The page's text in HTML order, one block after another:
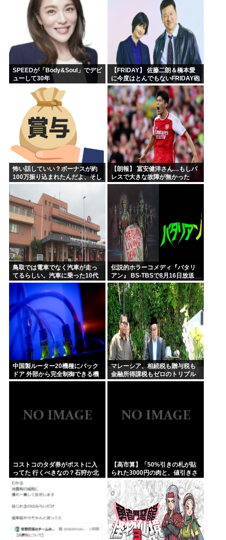
SPEEDが「Body&Soul」でデビ
ューして30年
【FRIDAY】 佐藤二朗＆橋本愛
に今度はとんでもないFRIDAY砲
が炸裂してしまう！
怖い話していい？ボーナスが約
100万振り込まれたんだよ、そし
たら嫁が「5万円使っていいよ」
【朗報】 冨安健洋さん…もしパ
レスで大きな故障が無かった
ら、アーセナルのメディカルが
悪かったことがハッキリする件
ｗｗｗｗ
鳥取では電車でなく汽車が走っ
てるらしい。汽車に乗った10代
女性が意識失う。汽車汽車ぽっ
ぽぽっぽ
伝説的ホラーコメディ『バタリ
アン』 BS-TBSで8月16日放送
中国製ルーター20機種にバック
ドア 外部から完全制御できる機
能が仕込まれていた
マレーシア、相続税も贈与税も
金融所得課税もゼロのトリプル
ゼロで優秀な移民を海外から集
コストコのタダ券がポストに入
ってた 行くべきなの？石狩か北
広島大曲だよな
【高市算】「50%引きの札が貼
られた3000円の肉と、値引きさ
れていない1000円の肉では安い
のはどちらか」父の答え「50%
引きの肉」